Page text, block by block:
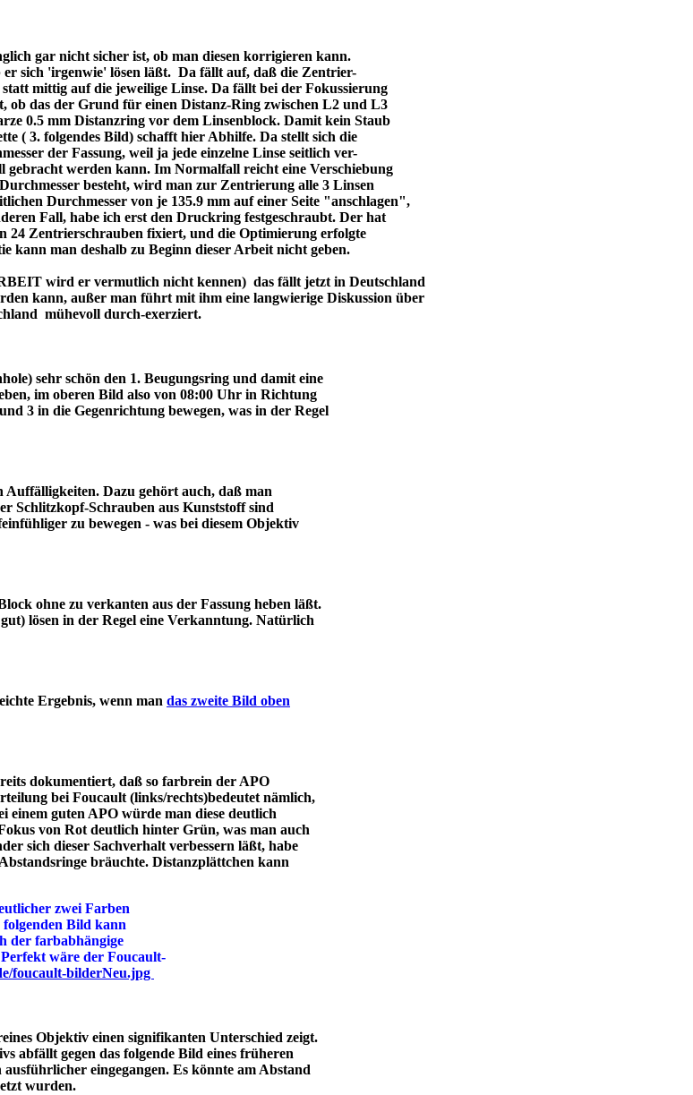
gar nicht sicher ist, ob man diesen korrigieren kann.
sich 'irgenwie' lösen läßt. Da fällt auf, daß die Zentrier-
mittig auf die jeweilige Linse. Da fällt bei der Fokussierung
ob das der Grund für einen Distanz-Ring zwischen L2 und L3
0.5 mm Distanzring vor dem Linsenblock. Damit kein Staub
( 3. folgendes Bild) schafft hier Abhilfe. Da stellt sich die
der Fassung, weil ja jede einzelne Linse seitlich ver-
werden kann. Im Normalfall reicht eine Verschiebung
besteht, wird man zur Zentrierung alle 3 Linsen
Durchmesser von je 135.9 mm auf einer Seite "anschlagen",
Fall, habe ich erst den Druckring festgeschraubt. Der hat
Zentrierschrauben fixiert, und die Optimierung erfolgte
kann man deshalb zu Beginn dieser Arbeit nicht geben.
wird er vermutlich nicht kennen) das fällt jetzt in Deutschland
kann, außer man führt mit ihm eine langwierige Diskussion über
mühevoll durch-exerziert.
sehr schön den 1. Beugungsring und damit eine
im oberen Bild also von 08:00 Uhr in Richtung
3 in die Gegenrichtung bewegen, was in der Regel
Auffälligkeiten. Dazu gehört auch, daß man
Schlitzkopf-Schrauben aus Kunststoff sind
zu bewegen - was bei diesem Objektiv
ohne zu verkanten aus der Fassung heben läßt.
lösen in der Regel eine Verkanntung. Natürlich
Ergebnis, wenn man das zweite Bild oben
dokumentiert, daß so farbrein der APO
bei Foucault (links/rechts)bedeutet nämlich,
einem guten APO würde man diese deutlich
von Rot deutlich hinter Grün, was man auch
sich dieser Sachverhalt verbessern läßt, habe
bräuchte. Distanzplättchen kann
zwei Farben
Bild kann
der farbabhängige
wäre der Foucault-
foucault-bilderNeu.jpg
Objektiv einen signifikanten Unterschied zeigt.
abfällt gegen das folgende Bild eines früheren
eingegangen. Es könnte am Abstand
eingesetzt wurden.